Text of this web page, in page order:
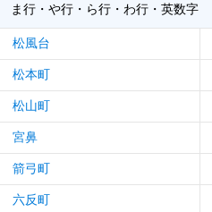
ま行・や行・ら行・わ行・英数字
松風台
松本町
松山町
宮鼻
箭弓町
六反町